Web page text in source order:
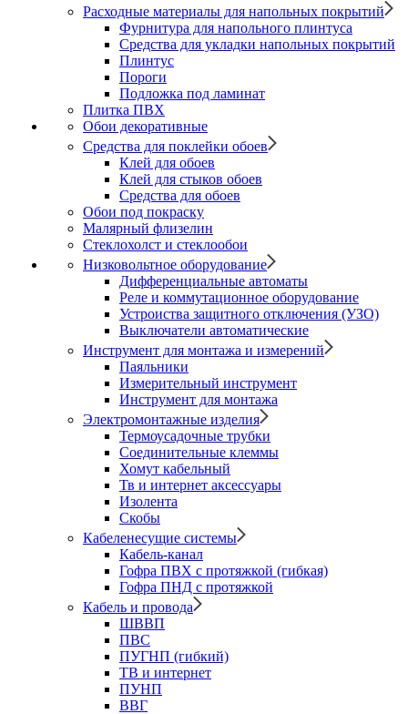
Расходные материалы для напольных покрытий
Фурнитура для напольного плинтуса
Средства для укладки напольных покрытий
Плинтус
Пороги
Подложка под ламинат
Плитка ПВХ
Обои декоративные
Средства для поклейки обоев
Клей для обоев
Клей для стыков обоев
Средства для обоев
Обои под покраску
Малярный флизелин
Стеклохолст и стеклообои
Низковольтное оборудование
Дифференциальные автоматы
Реле и коммутационное оборудование
Устроиства защитного отключения (УЗО)
Выключатели автоматические
Инструмент для монтажа и измерений
Паяльники
Измерительный инструмент
Инструмент для монтажа
Электромонтажные изделия
Термоусадочные трубки
Соединительные клеммы
Хомут кабельный
Тв и интернет аксессуары
Изолента
Скобы
Кабеленесущие системы
Кабель-канал
Гофра ПВХ с протяжкой (гибкая)
Гофра ПНД с протяжкой
Кабель и провода
ШВВП
ПВС
ПУГНП (гибкий)
ТВ и интернет
ПУНП
ВВГ